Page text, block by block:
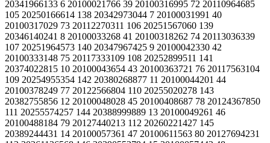
20341966133 6 20100021766 39 20100316995 72 20110964685
105 20250166614 138 20342973044 7 20100031991 40
20100317029 73 20112270311 106 20251567060 139
20346140241 8 20100033268 41 20100318262 74 20113036339
107 20251964573 140 20347967425 9 20100042330 42
20100333148 75 20117333109 108 20252899511 141
20374022815 10 20100043654 43 20100363721 76 20117563104
109 20254955354 142 20380268877 11 20100044201 44
20100378249 77 20122566804 110 20255020278 143
20382755856 12 20100048028 45 20100408687 78 20124367850
111 20255574257 144 20388999889 13 20100049261 46
20100488184 79 20127440213 112 20260221427 145
20389244431 14 20100057361 47 20100611563 80 20127694231